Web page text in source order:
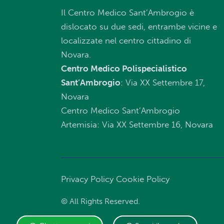
Il Centro Medico Sant’Ambrogio è
dislocato su due sedi, entrambe vicine e
localizzate nel centro cittadino di
Novara.
Centro Medico Polispecialistico
Sant’Ambrogio: Via XX Settembre 17,
Novara
Centro Medico Sant’Ambrogio
Artemisia: Via XX Settembre 16, Novara
Privacy Policy Cookie Policy
© All Rights Reserved.